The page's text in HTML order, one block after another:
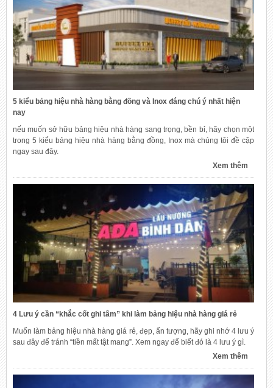
5 kiểu bảng hiệu nhà hàng bằng đồng và Inox đáng chú ý nhất hiện
nay
nếu muốn sở hữu bảng hiệu nhà hàng sang trọng, bền bỉ, hãy chọn một
trong 5 kiểu bảng hiệu nhà hàng bằng đồng, Inox mà chúng tôi đề cập
ngay sau đây.
Xem thêm
4 Lưu ý cần “khắc cốt ghi tâm” khi làm bảng hiệu nhà hàng giá rẻ
Muốn làm bảng hiệu nhà hàng giá rẻ, đẹp, ấn tượng, hãy ghi nhớ 4 lưu ý
sau đây để tránh “tiền mất tật mang”. Xem ngay để biết đó là 4 lưu ý gì.
Xem thêm